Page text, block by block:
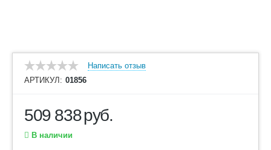
Написать отзыв
АРТИКУЛ: 01856
509 838руб.
В наличии